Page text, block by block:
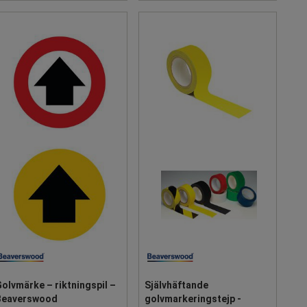
– riktningspil –
Självhäftande
golvmarkeringstejp -